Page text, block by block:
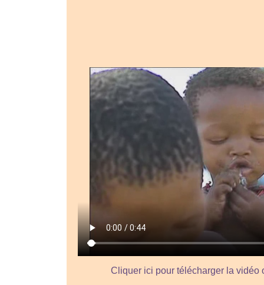
Cliquer ici pour télécharger la vidéo